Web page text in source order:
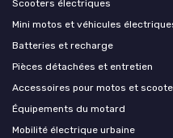
Scooters électriques
Mini motos et véhicules
Batteries et recharge
Pièces détachées et entretien
Accessoires pour motos et
Équipements du motard
Mobilité électrique urbaine